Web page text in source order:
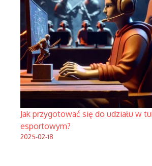
Jak przygotować się do udziału w
esportowym?
2025-02-18